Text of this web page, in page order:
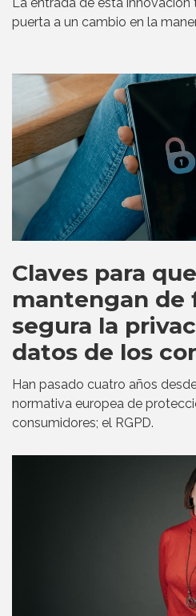
puerta a un cambio en la
Claves para
mantengan de
segura la
datos de los
Han pasado cuatro años
normativa europea de
consumidores; el RGPD.